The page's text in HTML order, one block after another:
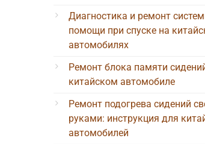
Диагностика и ремонт
помощи при спуске на
автомобилях
Ремонт блока памяти
китайском автомобиле
Ремонт подогрева сидений
руками: инструкция для
автомобилей